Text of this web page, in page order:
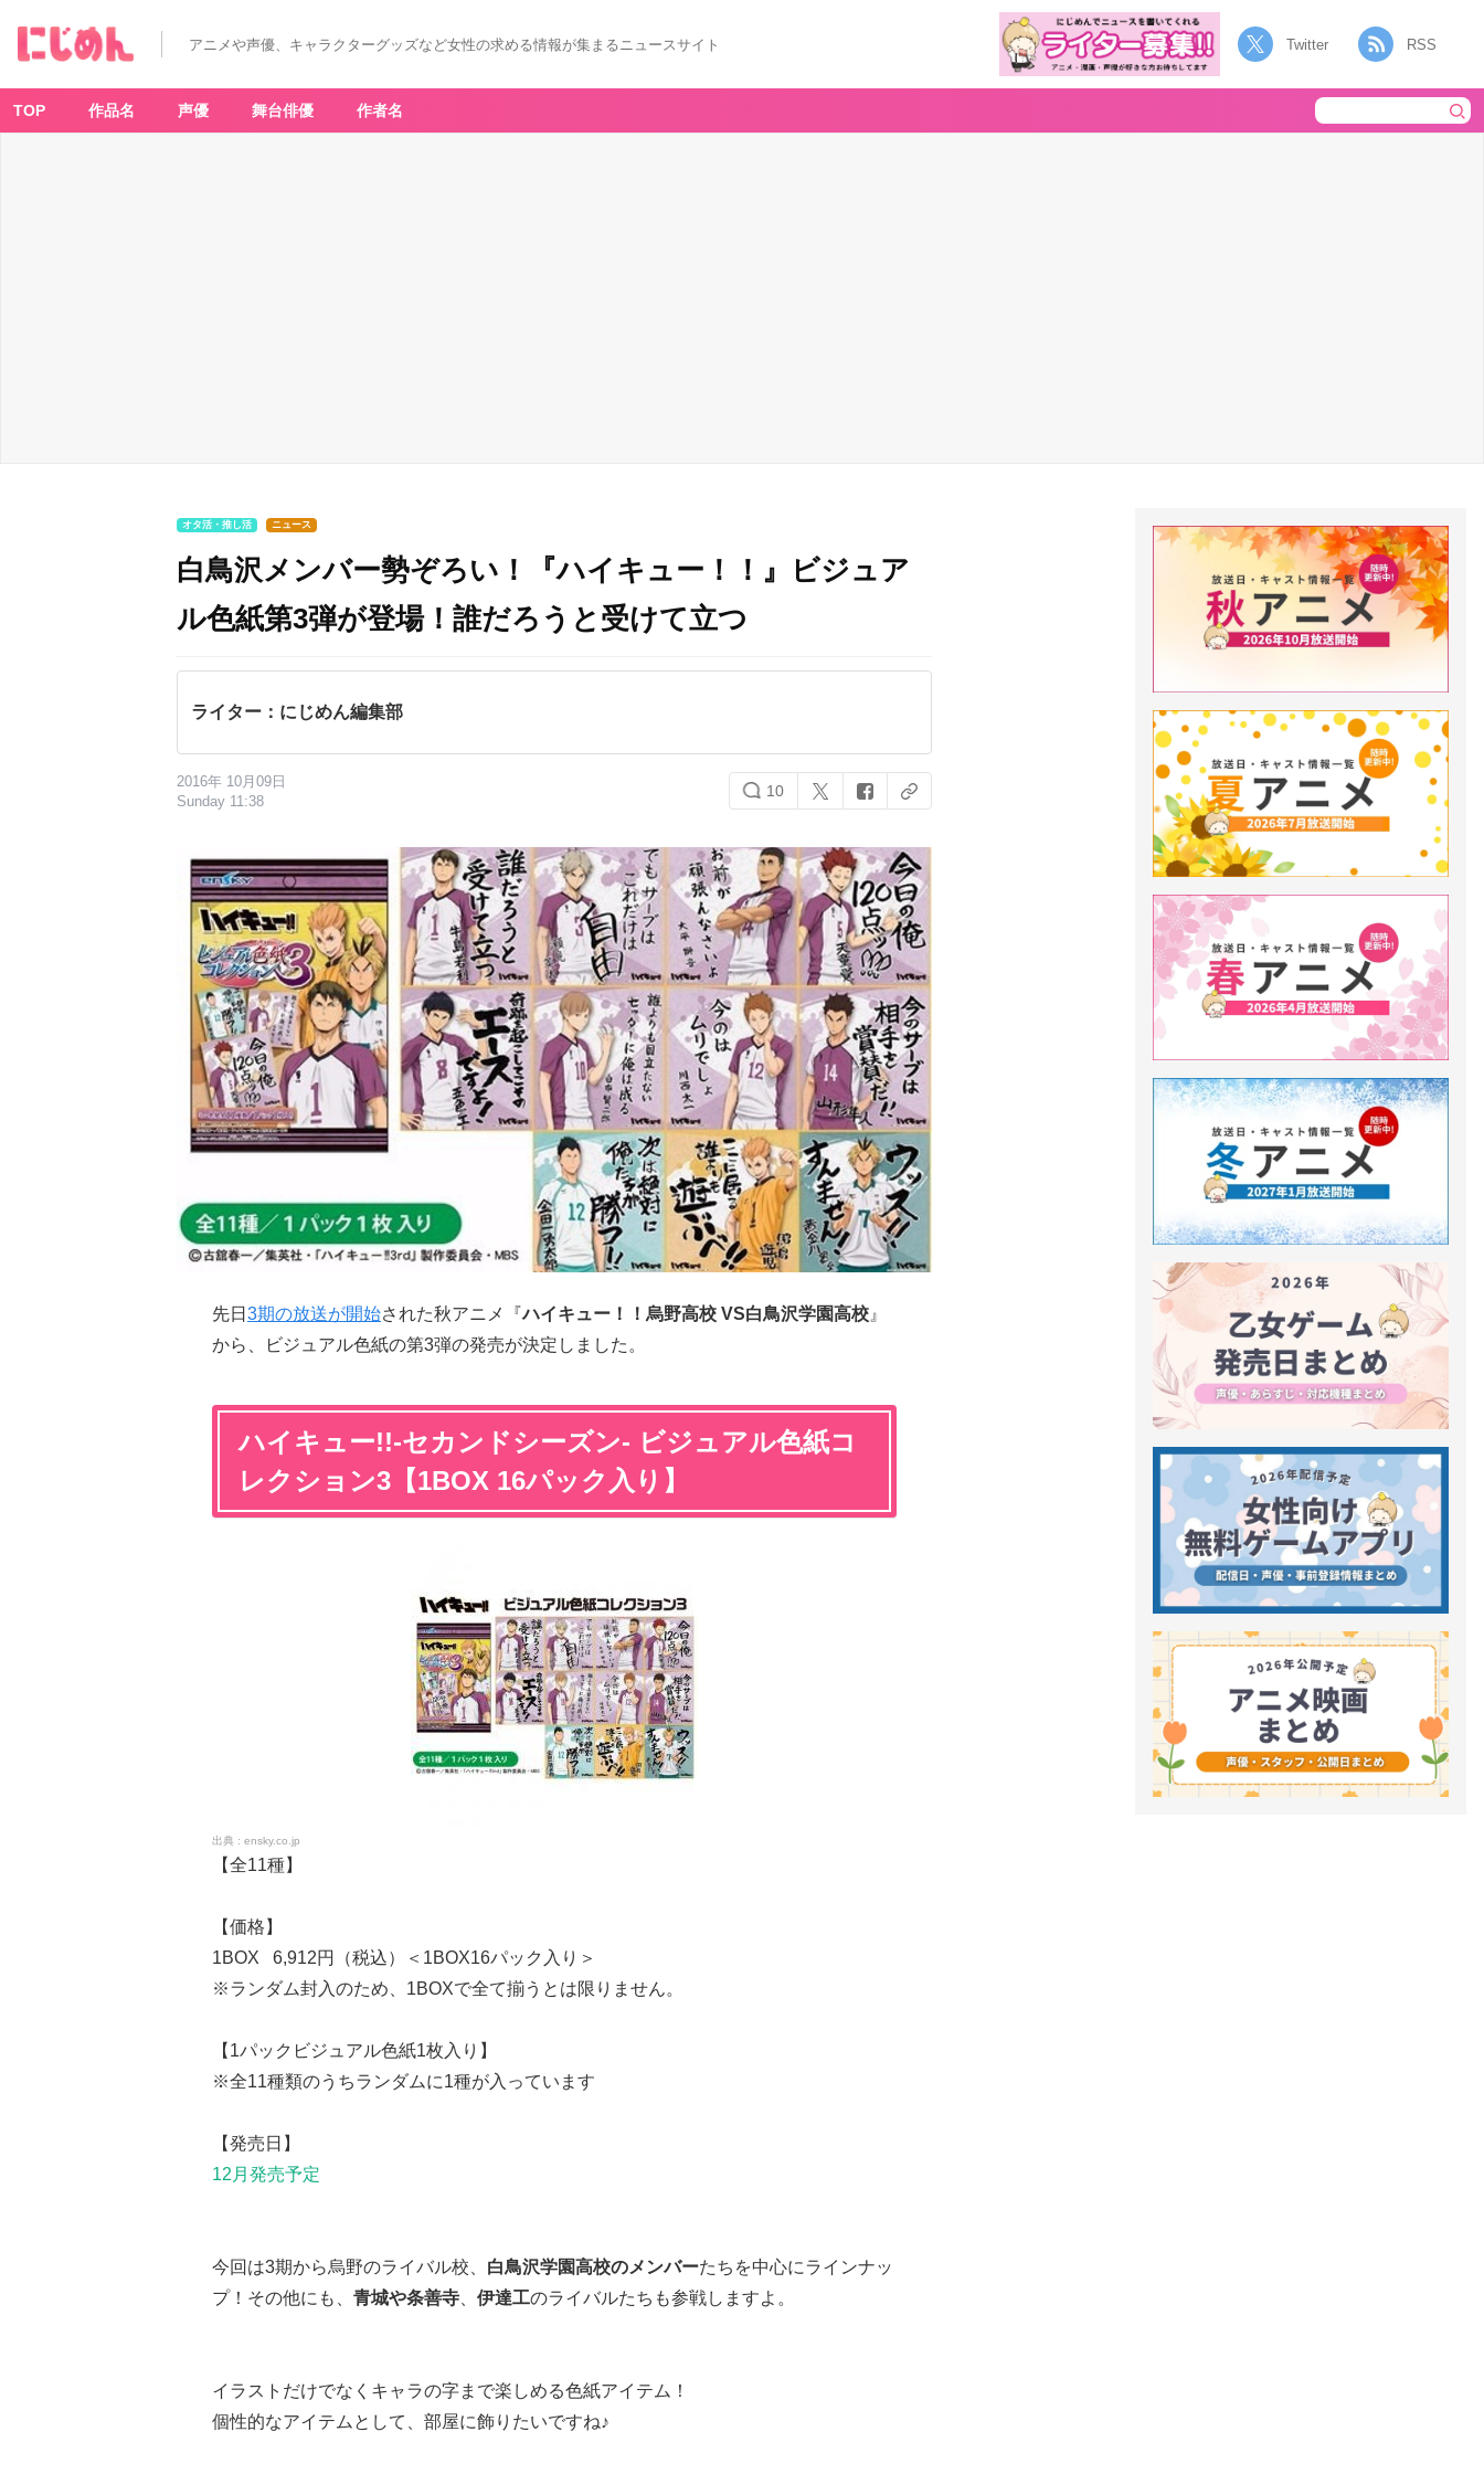
アニメや声優、キャラクターグッズなど女性の求める情報が集まるニュースサイト Twitter RSS
TOP 作品名 声優 舞台俳優 作者名
オタ活・推し活 ニュース
白鳥沢メンバー勢ぞろい！『ハイキュー！！』ビジュア
ル色紙第3弾が登場！誰だろうと受けて立つ
ライター：にじめん編集部
2016年 10月09日
Sunday 11:38
10
先日 3期の放送が開始された秋アニメ『ハイキュー！！烏野高校 VS白鳥沢学園高校 』
から、ビジュアル色紙の第3弾の発売が決定しました。
ハイキュー!!-セカンドシーズン- ビジュアル色紙コ
レクション3【1BOX 16パック入り】
ensky.co.jp
【全11種】
【価格】
1BOX 6,912円（税込）＜1BOX16パック入り＞
※ランダム封入のため、1BOXで全て揃うとは限りません。
【1パックビジュアル色紙1枚入り】
※全11種類のうちランダムに1種が入っています
【発売日】
12月発売予定
今回は3期から烏野のライバル校、 白鳥沢学園高校のメンバーたちを中心にラインナッ
プ！その他にも、 青城や条善寺 伊達工のライバルたちも参戦しますよ。
イラストだけでなくキャラの字まで楽しめる色紙アイテム！
個性的なアイテムとして、部屋に飾りたいですね♪